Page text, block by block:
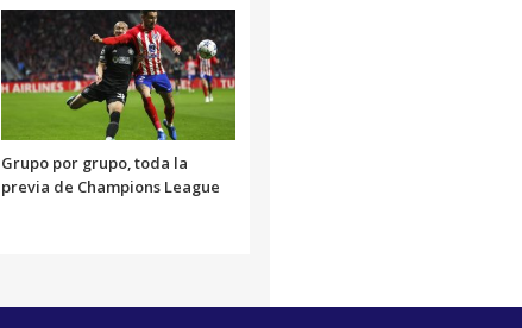
Grupo por grupo, toda la
previa de Champions League